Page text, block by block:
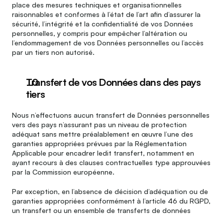
place des mesures techniques et organisationnelles
raisonnables et conformes à l’état de l’art afin d’assurer la
sécurité, l’intégrité et la confidentialité de vos Données
personnelles, y compris pour empêcher l’altération ou
l’endommagement de vos Données personnelles ou l’accès
par un tiers non autorisé.
Transfert de vos Données dans des pays
tiers
Nous n’effectuons aucun transfert de Données personnelles
vers des pays n’assurant pas un niveau de protection
adéquat sans mettre préalablement en œuvre l’une des
garanties appropriées prévues par la Réglementation
Applicable pour encadrer ledit transfert, notamment en
ayant recours à des clauses contractuelles type approuvées
par la Commission européenne.
Par exception, en l’absence de décision d’adéquation ou de
garanties appropriées conformément à l’article 46 du RGPD,
un transfert ou un ensemble de transferts de données